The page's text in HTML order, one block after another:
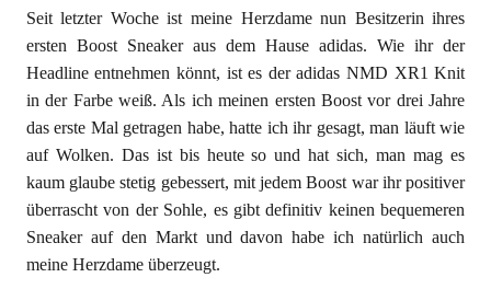
Seit letzter Woche ist meine Herzdame nun Besitzerin ihres
ersten Boost Sneaker aus dem Hause adidas. Wie ihr der
Headline entnehmen könnt, ist es der adidas NMD XR1 Knit
in der Farbe weiß. Als ich meinen ersten Boost vor drei Jahre
das erste Mal getragen habe, hatte ich ihr gesagt, man läuft wie
auf Wolken. Das ist bis heute so und hat sich, man mag es
kaum glaube stetig gebessert, mit jedem Boost war ihr positiver
überrascht von der Sohle, es gibt definitiv keinen bequemeren
Sneaker auf den Markt und davon habe ich natürlich auch
meine Herzdame überzeugt.